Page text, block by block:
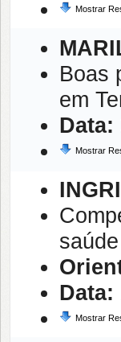
Mostrar
Boas
em
Data:
Mostrar
saúde
Data:
Mostrar